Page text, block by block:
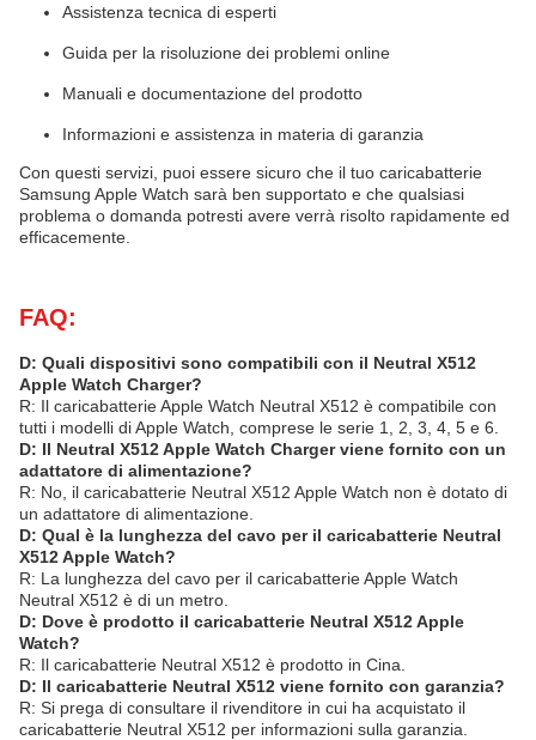
Assistenza tecnica di esperti
Guida per la risoluzione dei problemi online
Manuali e documentazione del prodotto
Informazioni e assistenza in materia di garanzia
Con questi servizi, puoi essere sicuro che il tuo caricabatterie
Samsung Apple Watch sarà ben supportato e che qualsiasi
problema o domanda potresti avere verrà risolto rapidamente ed
efficacemente.
FAQ:
D: Quali dispositivi sono compatibili con il Neutral X512
Apple Watch Charger?
R: Il caricabatterie Apple Watch Neutral X512 è compatibile con
tutti i modelli di Apple Watch, comprese le serie 1, 2, 3, 4, 5 e 6.
D: Il Neutral X512 Apple Watch Charger viene fornito con un
adattatore di alimentazione?
R: No, il caricabatterie Neutral X512 Apple Watch non è dotato di
un adattatore di alimentazione.
D: Qual è la lunghezza del cavo per il caricabatterie Neutral
X512 Apple Watch?
R: La lunghezza del cavo per il caricabatterie Apple Watch
Neutral X512 è di un metro.
D: Dove è prodotto il caricabatterie Neutral X512 Apple
Watch?
R: Il caricabatterie Neutral X512 è prodotto in Cina.
D: Il caricabatterie Neutral X512 viene fornito con garanzia?
R: Si prega di consultare il rivenditore in cui ha acquistato il
caricabatterie Neutral X512 per informazioni sulla garanzia.